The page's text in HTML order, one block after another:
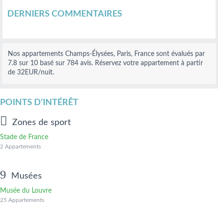
DERNIERS COMMENTAIRES
Nos appartements Champs-Élysées, Paris, France sont évalués par
7.8 sur 10 basé sur 784 avis. Réservez votre appartement à partir
de 32EUR/nuit.
POINTS D'INTÉRÊT
Zones de sport
Stade de France
2 Appartements
Musées
Musée du Louvre
25 Appartements